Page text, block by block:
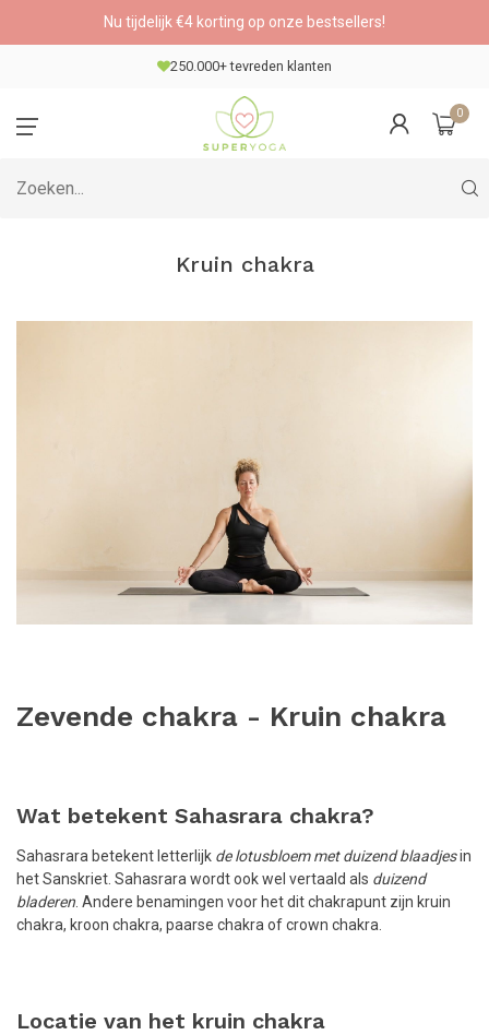
Nu tijdelijk €4 korting op onze bestsellers!
250.000+ tevreden klanten
0
Kruin chakra
Zevende chakra - Kruin chakra
Wat betekent Sahasrara chakra?
Sahasrara betekent letterlijk de lotusbloem met duizend blaadjesin
het Sanskriet. Sahasrara wordt ook wel vertaald als duizend
bladeren . Andere benamingen voor het dit chakrapunt zijn kruin
chakra, kroon chakra, paarse chakra of crown chakra.
Locatie van het kruin chakra